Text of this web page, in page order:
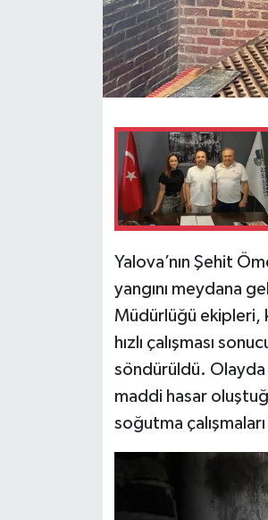
Yalova’nın Şehit
yangını meydana
Müdürlüğü ekipleri,
hızlı çalışması
söndürüldü. Olayda
maddi hasar
soğutma